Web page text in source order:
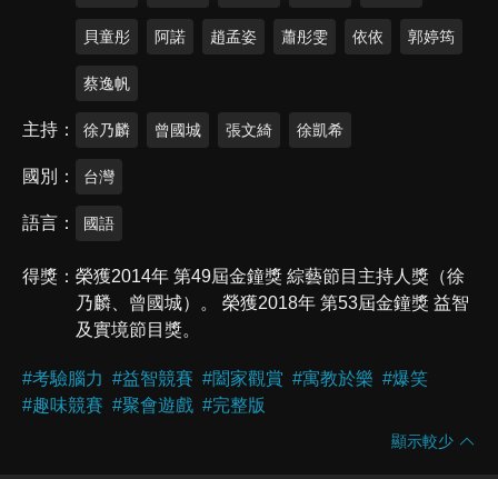
貝童彤 阿諾 趙孟姿 蕭彤雯 依依 郭婷筠
蔡逸帆
主持 徐乃麟 曾國城 張文綺 徐凱希
國別 台灣
語言 國語
得獎
榮獲2014年 第49屆金鐘獎 綜藝節目主持人獎（徐
乃麟、曾國城）。 榮獲2018年 第53屆金鐘獎 益智
及實境節目獎。
#考驗腦力 #益智競賽 #闔家觀賞 #寓教於樂 #爆笑
#趣味競賽 #聚會遊戲 #完整版
顯示較少